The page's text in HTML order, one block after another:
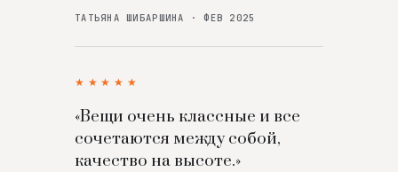
ТАТЬЯНА ШИБАРШИНА · ФЕВ 2025
★★★★★
«Вещи очень классные и все
сочетаются между собой,
качество на высоте.»